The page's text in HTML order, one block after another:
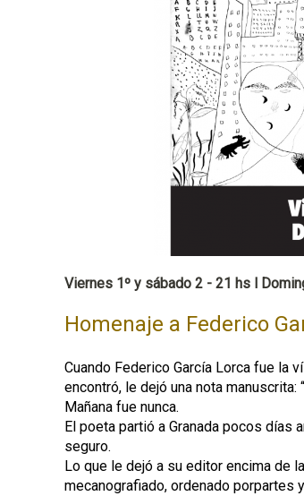
Viernes 1º y sábado 2 - 21 hs l
Homenaje a Federico
Cuando Federico García Lorca fue la
encontró, le dejó una nota manuscrita:
Mañana fue nunca.
El poeta partió a Granada pocos días
seguro.
Lo que le dejó a su editor encima de
mecanografiado, ordenado porpartes